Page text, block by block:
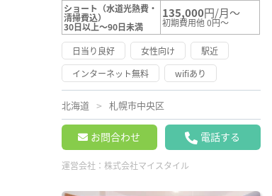
ショート（水道光熱費・
清掃費込）
30日以上～90日未満
135,000円/月～
初期費用他 0円～
日当り良好 女性向け
駅近
インターネット無料
wifiあり
北海道 札幌市中央区
お問合わせ 電話する
運営会社： 株式会社マイスタイル